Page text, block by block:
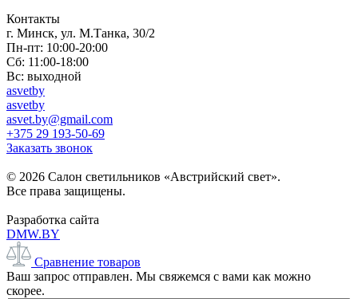
Контакты
г. Минск, ул. М.Танка, 30/2
Пн-пт: 10:00-20:00
Сб: 11:00-18:00
Вс: выходной
asvetby
asvetby
asvet.by@gmail.com
+375 29 193-50-69
Заказать звонок
© 2026 Салон светильников «Австрийский свет».
Все права защищены.
Разработка сайта
DMW.BY
Сравнение товаров
Ваш запрос отправлен. Мы свяжемся с вами как можно
скорее.